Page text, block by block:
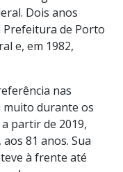
Dois anos
Prefeitura de Porto
e, em 1982,
nas
muito durante os
partir de 2019,
81 anos. Sua
à frente até